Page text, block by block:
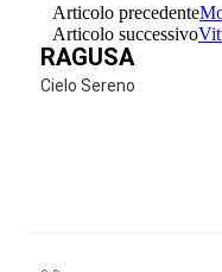
Articolo precedente
Articolo successivo
RAGUSA
Cielo Sereno